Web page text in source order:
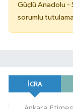
Güçlü Anadolu -
sorumlu